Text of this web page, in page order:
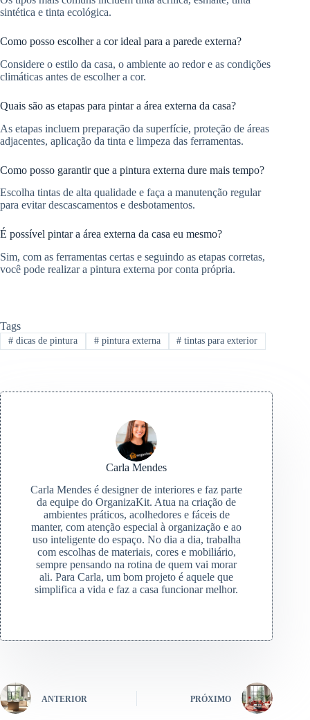
sintética e tinta ecológica.
Como posso escolher a cor ideal para a parede externa?
Considere o estilo da casa, o ambiente ao redor e as condições
climáticas antes de escolher a cor.
Quais são as etapas para pintar a área externa da casa?
As etapas incluem preparação da superfície, proteção de áreas
adjacentes, aplicação da tinta e limpeza das ferramentas.
Como posso garantir que a pintura externa dure mais tempo?
Escolha tintas de alta qualidade e faça a manutenção regular
para evitar descascamentos e desbotamentos.
É possível pintar a área externa da casa eu mesmo?
Sim, com as ferramentas certas e seguindo as etapas corretas,
você pode realizar a pintura externa por conta própria.
Tags
#dicas de pintura #pintura externa # tintas para exterior
Carla Mendes
Carla Mendes é designer de interiores e faz parte
da equipe do OrganizaKit. Atua na criação de
ambientes práticos, acolhedores e fáceis de
manter, com atenção especial à organização e ao
uso inteligente do espaço. No dia a dia, trabalha
com escolhas de materiais, cores e mobiliário,
sempre pensando na rotina de quem vai morar
ali. Para Carla, um bom projeto é aquele que
simplifica a vida e faz a casa funcionar melhor.
ANTERIOR PRÓXIMO